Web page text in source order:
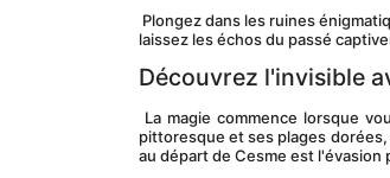
Plongez dans les ruines
laissez les échos du passé
Découvrez l'invisible
pittoresque et ses plages
au départ de Cesme est